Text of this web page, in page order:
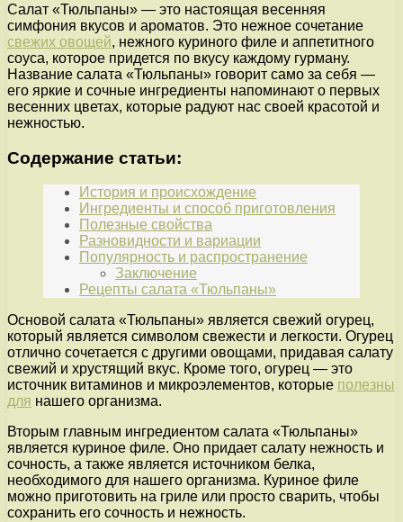
Салат «Тюльпаны» — это настоящая весенняя
симфония вкусов и ароматов. Это нежное сочетание
свежих овощей, нежного куриного филе и аппетитного
соуса, которое придется по вкусу каждому гурману.
Название салата «Тюльпаны» говорит само за себя —
его яркие и сочные ингредиенты напоминают о первых
весенних цветах, которые радуют нас своей красотой и
нежностью.
Содержание статьи:
История и происхождение
Ингредиенты и способ приготовления
Полезные свойства
Разновидности и вариации
Популярность и распространение
Заключение
Рецепты салата «Тюльпаны»
Основой салата «Тюльпаны» является свежий огурец,
который является символом свежести и легкости. Огурец
отлично сочетается с другими овощами, придавая салату
свежий и хрустящий вкус. Кроме того, огурец — это
источник витаминов и микроэлементов, которые полезны
для нашего организма.
Вторым главным ингредиентом салата «Тюльпаны»
является куриное филе. Оно придает салату нежность и
сочность, а также является источником белка,
необходимого для нашего организма. Куриное филе
можно приготовить на гриле или просто сварить, чтобы
сохранить его сочность и нежность.